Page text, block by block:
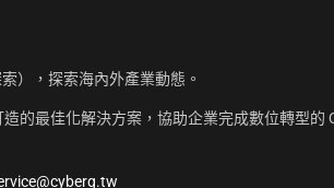
），探索海內外產業動態。
的最佳化解決方案，協助企業完成數位轉型的